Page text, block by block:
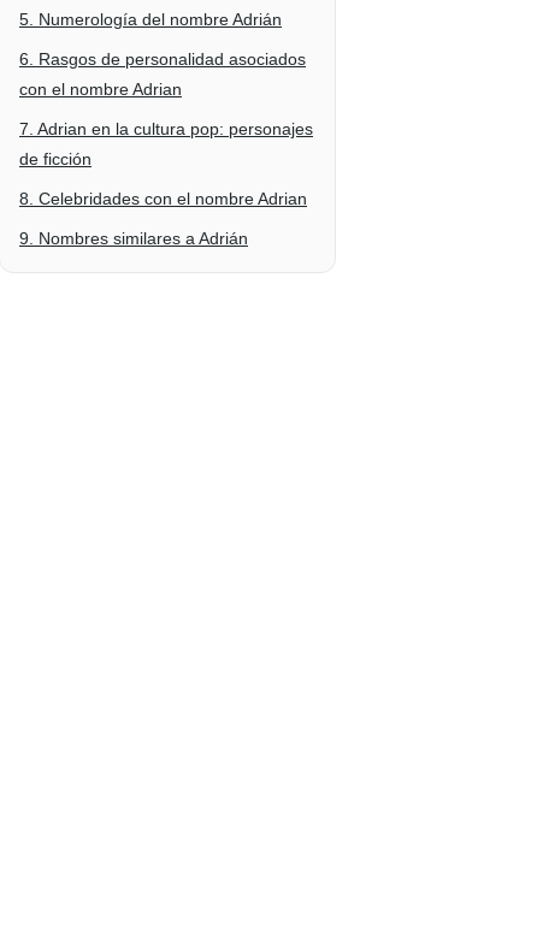
5. Numerología del nombre Adrián
6. Rasgos de personalidad asociados
con el nombre Adrian
7. Adrian en la cultura pop: personajes
de ficción
8. Celebridades con el nombre Adrian
9. Nombres similares a Adrián